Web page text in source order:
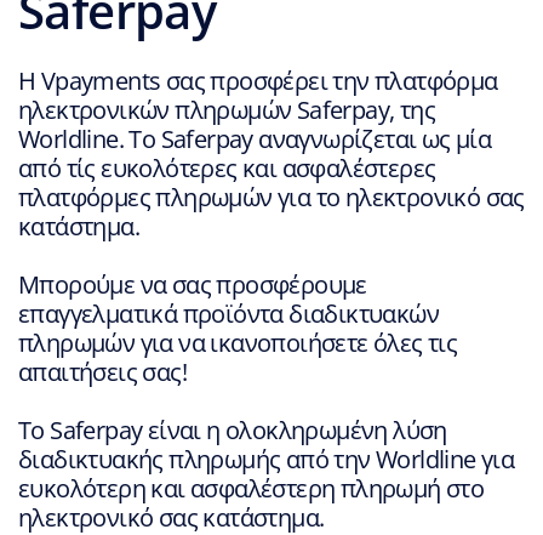
Η Vpayments σας προσφέρει την πλατφόρμα
ηλεκτρονικών πληρωμών Saferpay, της
Worldline. Το Saferpay αναγνωρίζεται ως μία
από τίς ευκολότερες και ασφαλέστερες
πλατφόρμες πληρωμών για το ηλεκτρονικό σας
κατάστημα.
Μπορούμε να σας προσφέρουμε
επαγγελματικά προϊόντα διαδικτυακών
πληρωμών για να ικανοποιήσετε όλες τις
απαιτήσεις σας!
Το Saferpay είναι η ολοκληρωμένη λύση
διαδικτυακής πληρωμής από την Worldline για
ευκολότερη και ασφαλέστερη πληρωμή στο
ηλεκτρονικό σας κατάστημα.